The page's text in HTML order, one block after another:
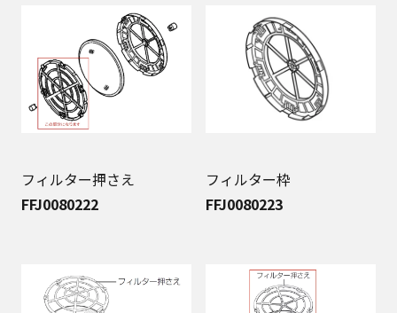
フィルター押さえ
FFJ0080222
フィルター枠
FFJ0080223